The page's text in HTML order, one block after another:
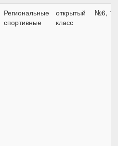
Региональные
спортивные
открытый
класс
№6,